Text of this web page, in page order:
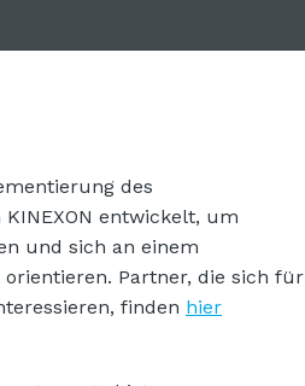
des
entwickelt, um
und sich an einem
Partner, die sich für
finden hier